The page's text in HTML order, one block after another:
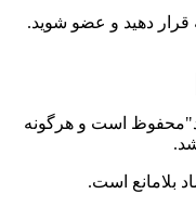
قرار دهید و عضو شوید.
است و هرگونه
بلامانع است.